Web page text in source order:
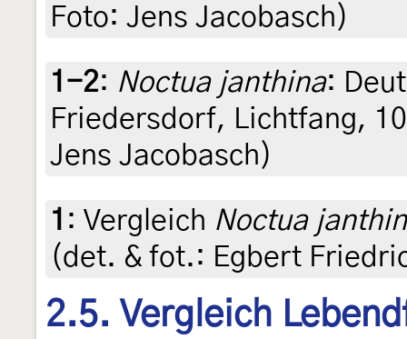
Foto: Jens Jacobasch)
1-2: Noctua janthina:
Friedersdorf, Lichtfang,
Jens Jacobasch)
1 : Vergleich Noctua
(det. & fot.: Egbert
2.5. Vergleich